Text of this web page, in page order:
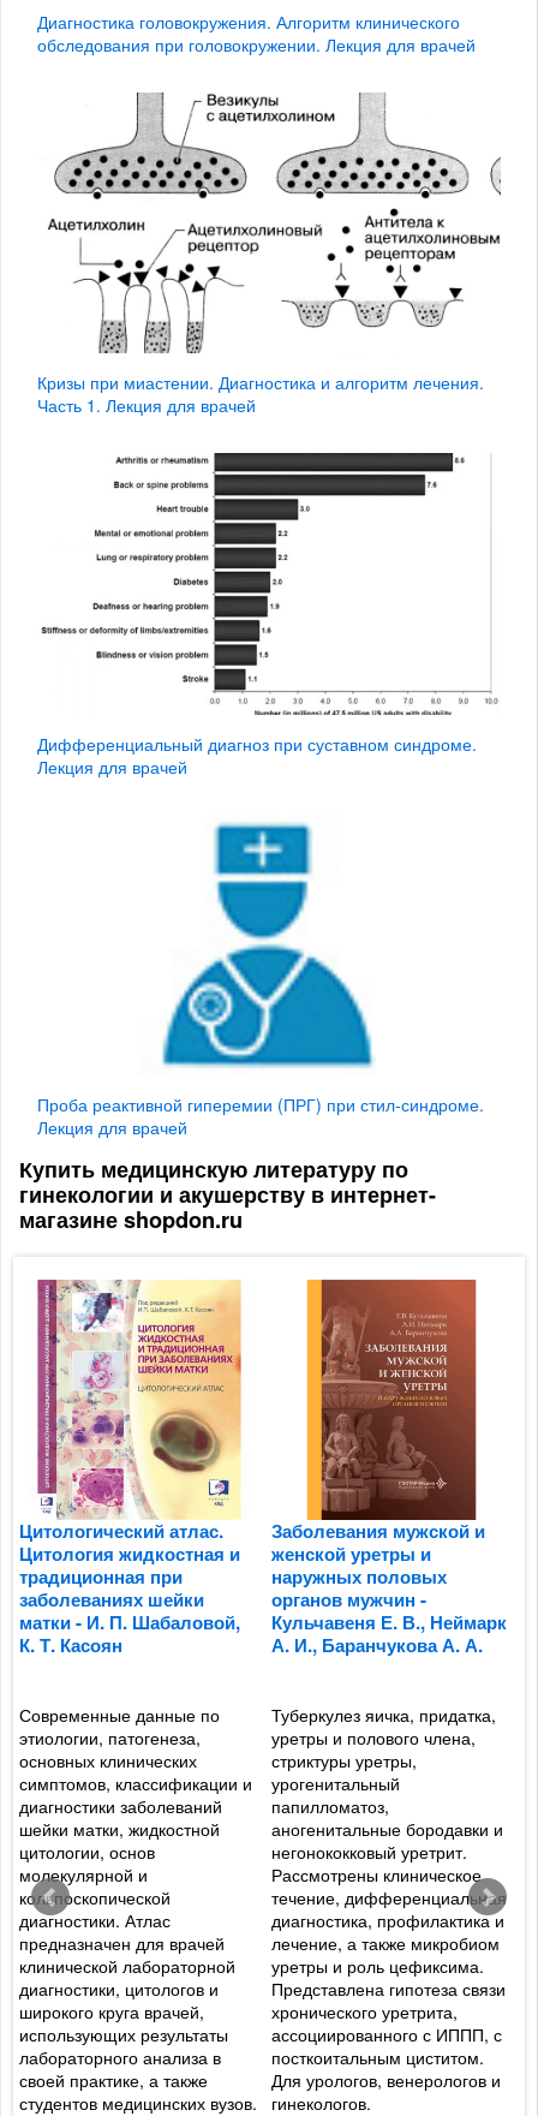
Диагностика головокружения. Алгоритм клинического
обследования при головокружении. Лекция для врачей
Кризы при миастении. Диагностика и алгоритм лечения.
Часть 1. Лекция для врачей
Дифференциальный диагноз при суставном синдроме.
Лекция для врачей
Проба реактивной гиперемии (ПРГ) при стил-синдроме.
Лекция для врачей
Купить медицинскую литературу по
гинекологии и акушерству в интернет-
магазине shopdon.ru
Цитологический атлас.
Цитология жидкостная и
традиционная при
заболеваниях шейки
матки - И. П. Шабаловой,
К. Т. Касоян
Современные данные по
этиологии, патогенеза,
основных клинических
симптомов, классификации и
диагностики заболеваний
шейки матки, жидкостной
цитологии, основ
молекулярной и
кольпоскопической
диагностики. Атлас
предназначен для врачей
клинической лабораторной
диагностики, цитологов и
широкого круга врачей,
использующих результаты
лабораторного анализа в
своей практике, а также
студентов медицинских вузов.
Заболевания мужской и
женской уретры и
наружных половых
органов мужчин -
Кульчавеня Е. В., Неймарк
А. И., Баранчукова А. А.
Туберкулез яичка, придатка,
уретры и полового члена,
стриктуры уретры,
урогенитальный
папилломатоз,
аногенитальные бородавки и
негонококковый уретрит.
Рассмотрены клиническое
течение, дифференциальная
диагностика, профилактика и
лечение, а также микробиом
уретры и роль цефиксима.
Представлена гипотеза связи
хронического уретрита,
ассоциированного с ИППП, с
посткоитальным циститом.
Для урологов, венерологов и
гинекологов.